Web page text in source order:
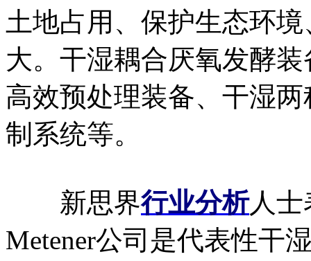
土地占用、保护生态环
大。干湿耦合厌氧发酵
高效预处理装备、干湿
制系统等。
新思界行业分析人士
Metener公司是代表性干